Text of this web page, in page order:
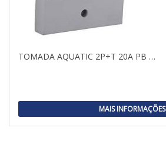
TOMADA AQUATIC 2P+T 20A PB …
MAIS INFORMAÇÕES